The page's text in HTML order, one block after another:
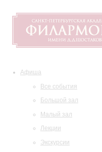
Афиша
Все события
Большой зал
Малый зал
Лекции
Экскурсии